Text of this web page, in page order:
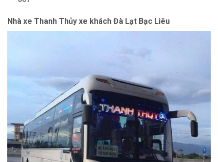
Nhà xe Thanh Thủy xe khách Đà Lạt Bạc Liêu